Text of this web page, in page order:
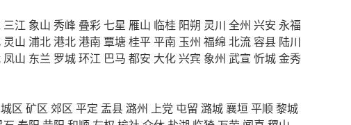
三江 象山 秀峰 叠彩七星 雁山 临桂 阳朔 灵川 全州 兴安 永福
灵山 浦北港北港南 覃塘桂平平南 玉州 福绵 北流 容县 陆川
凤山 东兰 罗城环江 巴马 都安 大化兴宾 象州 武宣 忻城金秀
城区 矿区 郊区 平定 盂县潞州 上党 屯留 潞城襄垣平顺黎城